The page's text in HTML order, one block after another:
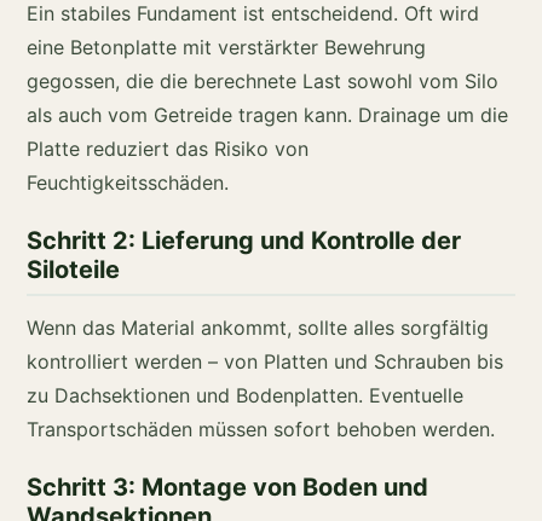
Ein stabiles Fundament ist entscheidend. Oft wird
eine Betonplatte mit verstärkter Bewehrung
gegossen, die die berechnete Last sowohl vom Silo
als auch vom Getreide tragen kann. Drainage um die
Platte reduziert das Risiko von
Feuchtigkeitsschäden.
Schritt 2: Lieferung und Kontrolle der
Siloteile
Wenn das Material ankommt, sollte alles sorgfältig
kontrolliert werden – von Platten und Schrauben bis
zu Dachsektionen und Bodenplatten. Eventuelle
Transportschäden müssen sofort behoben werden.
Schritt 3: Montage von Boden und